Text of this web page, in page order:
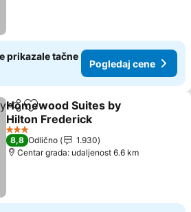
prikazale tačne
Pogledaj cene
Deli Dodati u favorite
Homewood Suites by
Hilton Frederick
Pogledaj cene
3 Zvezdice
8,8 Odlično
1.930
Centar grada: udaljenost 6.6 km